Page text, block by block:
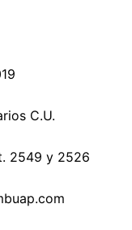
C.U.
2549 y 2526